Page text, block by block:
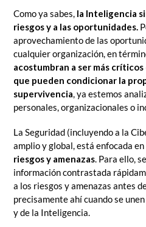
Como ya sabes, la Inteligencia
riesgos y a las oportunidades.
aprovechamiento de las
cualquier organización, en
acostumbran a ser más
que pueden condicionar la
supervivencia, ya estemos
personales, organizacionales o
La Seguridad (incluyendo a la
amplio y global, está enfocada en
riesgos y amenazas. Para ello,
información contrastada
a los riesgos y amenazas antes
precisamente ahí cuando se
y de la Inteligencia.